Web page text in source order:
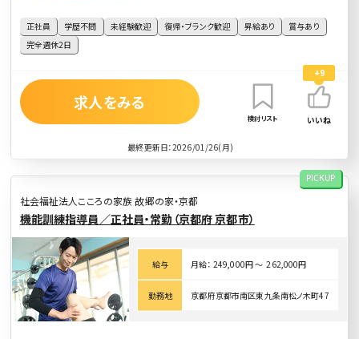
正社員 学歴不問 未経験歓迎 復帰・ブランク歓迎 昇給あり
賞与あり
完全週休2日
最終更新日：2026/01/26(月)
求人をみる
検討リスト
+9
いいね
社会福祉法人こころの家族 故郷の家・京都
PICKUP
機能訓練指導員／正社員・常勤（京都府 京都市）
給与 月給： 249,000円 〜 262,000円
勤務地 京都府京都市南区東九条南松ノ木町47